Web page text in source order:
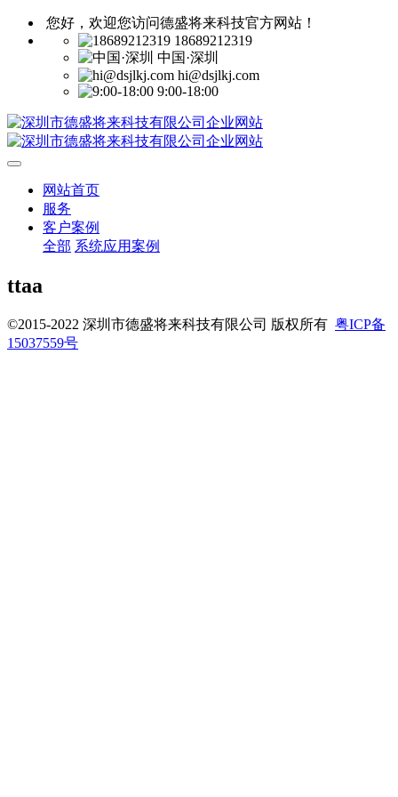
您好，欢迎您访问德盛将来科技官方网站！
18689212319
中国·深圳
hi@dsjlkj.com
9:00-18:00
网站首页
服务
客户案例
全部 系统应用案例
ttaa
©2015-2022 深圳市德盛将来科技有限公司 版权所有 粤ICP备
15037559号